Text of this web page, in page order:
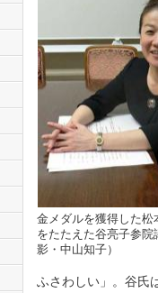
金メダルを獲得した松
をたたえた谷亮子参院
影・中山知子）
ふさわしい」。谷氏